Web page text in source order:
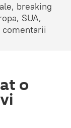
breaking
SUA,
comentarii
o